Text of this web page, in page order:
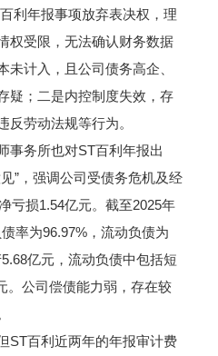
利年报事项放弃表决权，理
权受限，无法确认财务数据
计入，且公司债务高企、
疑；二是内控制度失效，存
反劳动法规等行为。
务所也对ST百利年报出
”，强调公司受债务危机及经
亏损1.54亿元。截至2025年
率为96.97%，流动负债为
亿元，流动负债中包括短
。公司偿债能力弱，存在较
百利近两年的年报审计费